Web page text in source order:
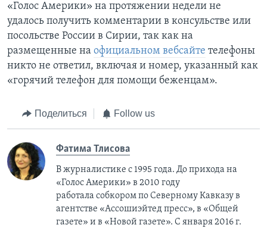
«Голос Америки» на протяжении недели не
удалось получить комментарии в консульстве или
посольстве России в Сирии, так как на
размещенные на официальном вебсайте телефоны
никто не ответил, включая и номер, указанный как
«горячий телефон для помощи беженцам».
Поделиться Follow us
Фатима Тлисовa
В журналистике с 1995 года. До прихода на
«Голос Америки» в 2010 году
работала собкором по Северному Кавказу в
агентстве «Ассошиэйтед пресс», в «Общей
газете» и в «Новой газете». С января 2016 г.